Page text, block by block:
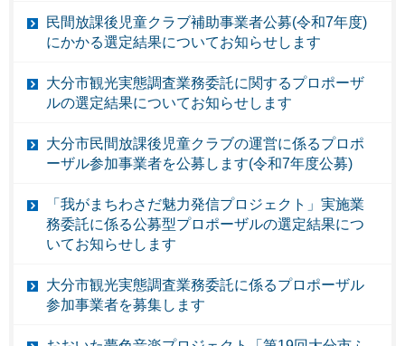
民間放課後児童クラブ補助事業者公募(令和7年度)
にかかる選定結果についてお知らせします
大分市観光実態調査業務委託に関するプロポーザ
ルの選定結果についてお知らせします
大分市民間放課後児童クラブの運営に係るプロポ
ーザル参加事業者を公募します(令和7年度公募)
「我がまちわさだ魅力発信プロジェクト」実施業
務委託に係る公募型プロポーザルの選定結果につ
いてお知らせします
大分市観光実態調査業務委託に係るプロポーザル
参加事業者を募集します